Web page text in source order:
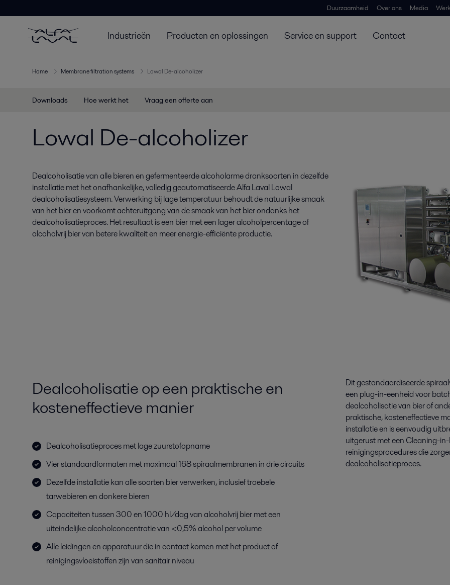
Duurzaamheid Over ons Media
Industrieën Producten en oplossingen Service en support Contact
Home Membrane filtration systems Lowal De-alcoholizer
Downloads Hoe werkt het Vraag een offerte aan
Lowal De-alcoholizer
Dealcoholisatie van alle bieren en gefermenteerde alcoholarme dranksoorten in dezelfde
installatie met het onafhankelijke, volledig geautomatiseerde Alfa Laval Lowal
dealcoholisatiesysteem. Verwerking bij lage temperatuur behoudt de natuurlijke smaak
van het bier en voorkomt achteruitgang van de smaak van het bier ondanks het
dealcoholisatieproces. Het resultaat is een bier met een lager alcoholpercentage of
alcoholvrij bier van betere kwaliteit en meer energie-efficiënte productie.
Dealcoholisatie op een praktische en
kosteneffectieve manier
Dealcoholisatieproces met lage zuurstofopname
Vier standaardformaten met maximaal 168 spiraalmembranen in drie circuits
Dezelfde installatie kan alle soorten bier verwerken, inclusief troebele
tarwebieren en donkere bieren
Capaciteiten tussen 300 en 1000 hl/dag van alcoholvrij bier met een
uiteindelijke alcoholconcentratie van <0,5% alcohol per volume
Alle leidingen en apparatuur die in contact komen met het product of
reinigingsvloeistoffen zijn van sanitair niveau
Dit gestandaardiseerde
een plug-in-eenheid voor
dealcoholisatie van bier of
praktische, kosteneffectieve
installatie en is eenvoudig
uitgerust met een Cleaning-
reinigingsprocedures die
dealcoholisatieproces.